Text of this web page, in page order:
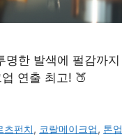
한 발색에 펄감까지
연출 최고! 🍑
츠펀치, 코랄메이크업, 톤업